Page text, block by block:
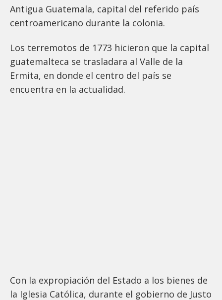
Antigua Guatemala, capital del referido país
centroamericano durante la colonia.
Los terremotos de 1773 hicieron que la capital
guatemalteca se trasladara al Valle de la
Ermita, en donde el centro del país se
encuentra en la actualidad.
Con la expropiación del Estado a los bienes de
la Iglesia Católica, durante el gobierno de Justo